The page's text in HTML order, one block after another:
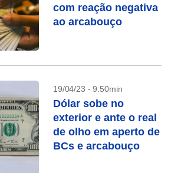
com reação negativa
ao arcabouço
19/04/23 - 9:50min
Dólar sobe no
exterior e ante o real
de olho em aperto de
BCs e arcabouço